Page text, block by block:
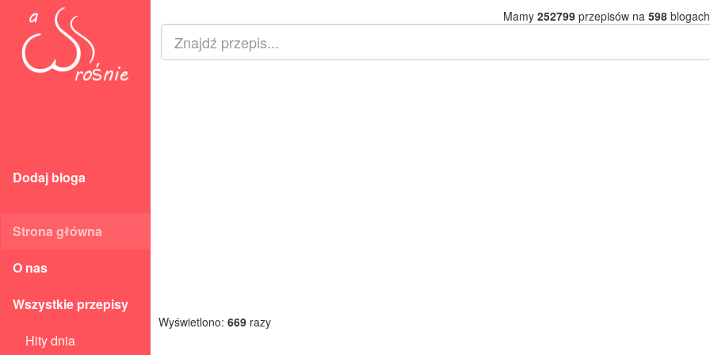
Dodaj bloga
Strona główna
O nas
Wszystkie przepisy
Hity dnia
Mamy 252799przepisów na 598
Wyświetlono: 669 razy